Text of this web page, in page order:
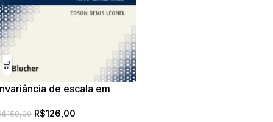
de escala em
158,00 R$126,00